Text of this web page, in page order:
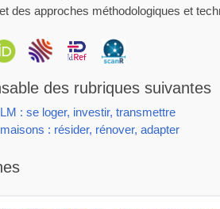
des approches méthodologiques et
des rubriques suivantes
: se loger, investir, transmettre
: résider, rénover, adapter